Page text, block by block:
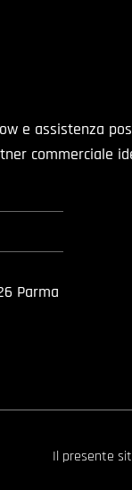
e assistenza
commerciale
Parma
Il presente